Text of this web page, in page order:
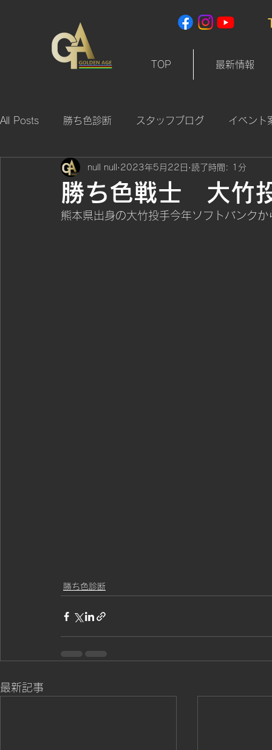
TOP 最新情報
All Posts 勝ち色診断 スタッフブログ イベント
勝ち色戦士 大竹
null null 2023年5月22日 読了時間: 1分
熊本県出身の大竹投手今年ソフトバンク
勝ち色診断
最新記事